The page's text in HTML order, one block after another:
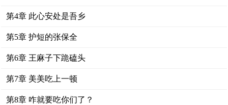
第4章 此心安处是吾乡
第5章 护短的张保全
第6章 王麻子下跪磕头
第7章 美美吃上一顿
第8章 咋就要吃你们了？